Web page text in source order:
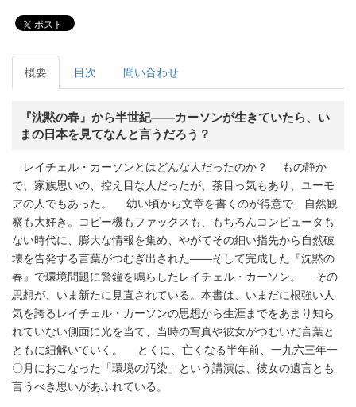
ポスト
概要 目次 問い合わせ
『沈黙の春』から半世紀――カーソンが生きていたら、い
まの日本を見てなんと言うだろう？
レイチェル・カーソンとはどんな人だったのか？ もの静か
で、家族思いの、控え目な人だったが、茶目っ気もあり、ユーモ
アの人でもあった。 幼い頃から文章を書くのが得意で、自然観
察も大好き。コピー機もファックスも、もちろんコンピュータも
ない時代に、膨大な情報を集め、やがてその細い指先から自然破
壊を告発する言葉がつむぎ出された――そして完成した『沈黙の
春』で環境問題に警鐘を鳴らしたレイチェル・カーソン。 その
思想が、いま新たに見直されている。本書は、いまだに根強い人
気を誇るレイチェル・カーソンの思想から生涯までをあまり知ら
れていない側面に光を当て、当時の写真や彼女がつむいだ言葉と
ともに紐解いていく。 とくに、亡くなる半年前、一九六三年一
〇月におこなった「環境の汚染」という講演は、彼女の遺言とも
言うべき思いがあふれている。